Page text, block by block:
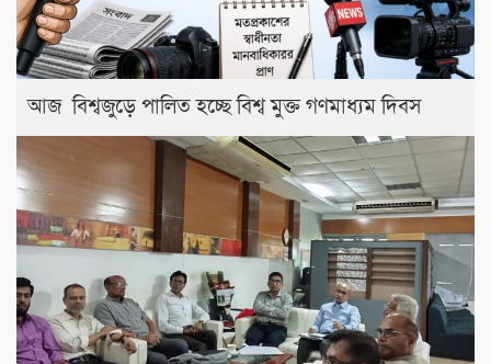
আজ বিশ্বজুড়ে পালিত হচ্ছে বিশ্ব মুক্ত গণমাধ্যম দিবস